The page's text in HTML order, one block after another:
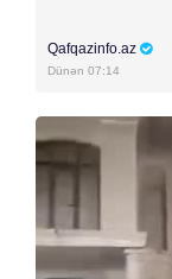
Qafqazinfo.az
Dünən 07:14